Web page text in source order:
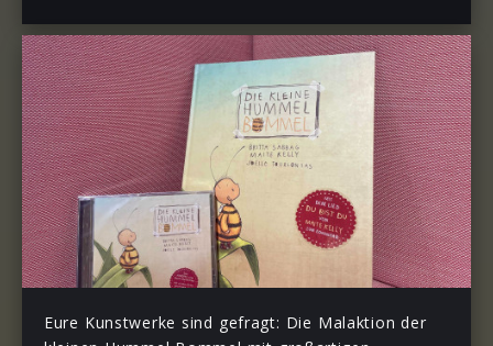
Eure Kunstwerke sind gefragt: Die Malaktion der